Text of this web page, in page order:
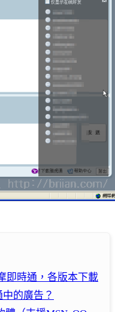
即時通，各版本下載
的廣告？